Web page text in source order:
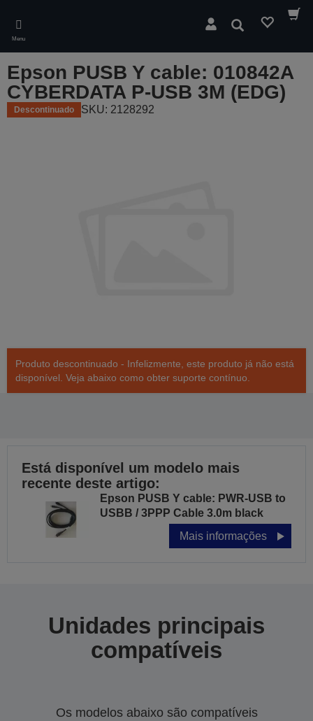
main
content
Menu
Pesquisar
Epson PUSB Y cable: 010842A
CYBERDATA P-USB 3M (EDG)
Descontinuado SKU: 2128292
Produto descontinuado - Infelizmente, este produto já não está
disponível. Veja abaixo como obter suporte contínuo.
Está disponível um modelo mais
recente deste artigo:
Epson PUSB Y cable: PWR-USB to
USBB / 3PPP Cable 3.0m black
Mais informações
Unidades principais
compatíveis
Os modelos abaixo são compatíveis